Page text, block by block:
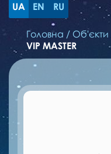
UA EN RU
Головна / Об'єкти
VIP MASTER